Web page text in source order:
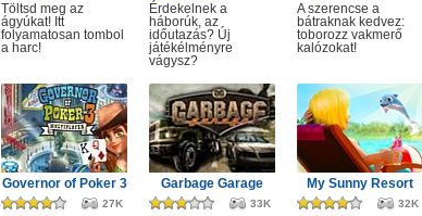
Töltsd meg az
ágyúkat! Itt
folyamatosan tombol
a harc!
Érdekelnek a
háborúk, az
időutazás? Új
játékélményre
vágysz?
A szerencse a
bátraknak kedvez:
toborozz vakmerő
kalózokat!
Governor of Poker 3
27K
Garbage Garage
33K
My Sunny Resort
32K